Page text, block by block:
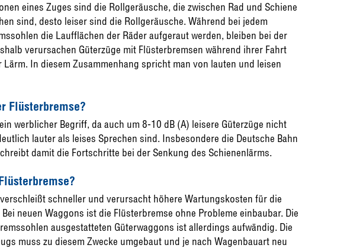
eines Zuges sind die Rollgeräusche, die zwischen Rad und Schiene
sind, desto leiser sind die Rollgeräusche. Während bei jedem
die Laufflächen der Räder aufgeraut werden, bleiben bei der
verursachen Güterzüge mit Flüsterbremsen während ihrer Fahrt
In diesem Zusammenhang spricht man von lauten und leisen
Flüsterbremse?
werblicher Begriff, da auch um 8-10 dB (A) leisere Güterzüge nicht
lauter als leises Sprechen sind. Insbesondere die Deutsche Bahn
damit die Fortschritte bei der Senkung des Schienenlärms.
schneller und verursacht höhere Wartungskosten für die
Bei neuen Waggons ist die Flüsterbremse ohne Probleme einbaubar. Die
ausgestatteten Güterwaggons ist allerdings aufwändig. Die
muss zu diesem Zwecke umgebaut und je nach Wagenbauart neu